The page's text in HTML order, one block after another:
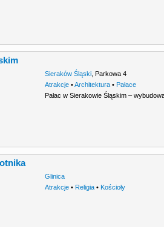
Sieraków Śląski Parkowa 4
Atrakcje •Architektura • Pałace
Pałac w Sierakowie Śląskim –
Glinica
Atrakcje • Religia • Kościoły